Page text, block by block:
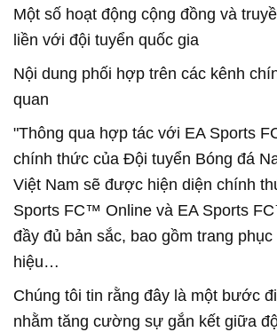
Một số hoạt động cộng đồng và
liền với đội tuyển quốc gia
Nội dung phối hợp trên các kênh
quan
"Thông qua hợp tác với EA Sports
chính thức của Đội tuyển Bóng đá
Việt Nam sẽ được hiện diện chính
Sports FC™ Online và EA Sports
đầy đủ bản sắc, bao gồm trang
hiệu…
Chúng tôi tin rằng đây là một bước
nhằm tăng cường sự gắn kết giữa